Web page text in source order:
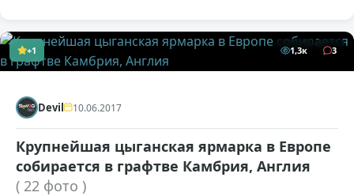
+1 1,3к 3
Devil 10.06.2017
Крупнейшая цыганская ярмарка в Европе
собирается в графтве Камбрия, Англия
( 22 фото )